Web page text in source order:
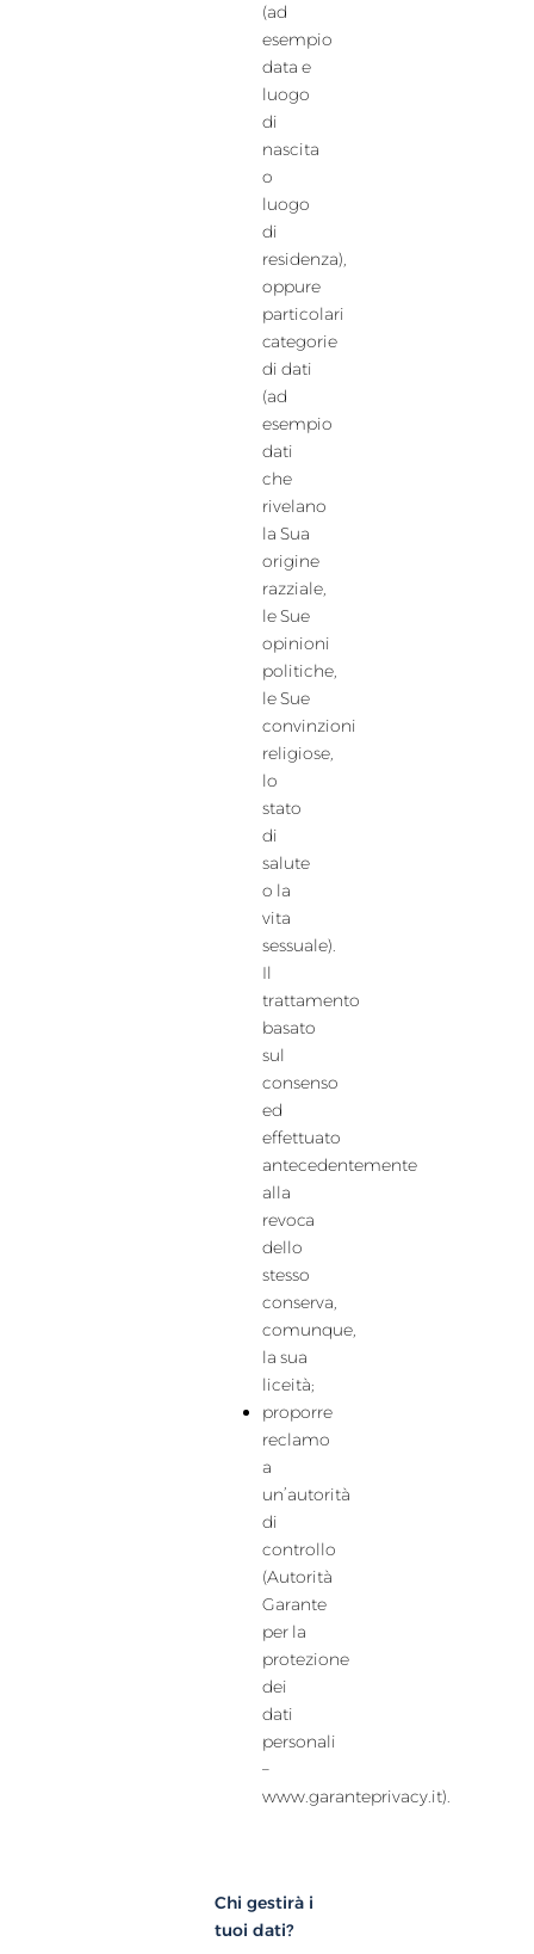
(ad
esempio
data e
luogo
di
nascita
o
luogo
di
residenza),
oppure
particolari
categorie
di dati
(ad
esempio
dati
che
rivelano
la Sua
origine
razziale,
le Sue
opinioni
politiche,
le Sue
convinzioni
religiose,
lo
stato
di
salute
o la
vita
sessuale).
Il
trattamento
basato
sul
consenso
ed
effettuato
antecedentemente
alla
revoca
dello
stesso
conserva,
comunque,
la sua
liceità;
proporre
reclamo
a
un’autorità
di
controllo
(Autorità
Garante
per la
protezione
dei
dati
personali
–
www.garanteprivacy.it).
Chi gestirà i
tuoi dati?